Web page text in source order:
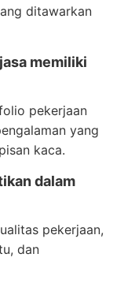
ditawarkan
memiliki
pekerjaan
yang
kaca.
dalam
pekerjaan,
dan